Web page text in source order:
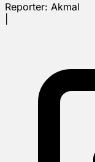
Reporter: Akmal